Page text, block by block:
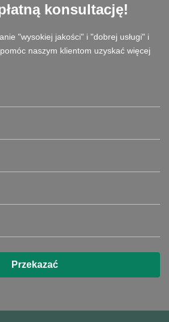
konsultację!
"wysokiej jakości" i "dobrej usługi" i
naszym klientom uzyskać więcej